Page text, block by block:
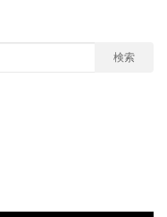
検索